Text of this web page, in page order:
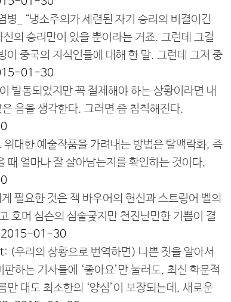
병_ “냉소주의가 세련된 자기 승리의 비결이긴
의 승리만이 있을 뿐이라는 거죠. 그런데 그걸
이 중국의 지식인들에 대해 한 말. 그런데 그저 중
01-30
발동되었지만 꼭 절제해야 하는 상황이라면 내
음을 생각한다. 그러면 좀 침칙해진다.
위대한 예술작품을 가려내는 방법은 탈맥락화, 즉
때 얼마나 잘 살아남는지를 확인하는 것이다.
필요한 것은 잭 바우어의 헌신과 스트링어 벨의
호머 심슨의 심술궂지만 천진난만한 기쁨이 결
2015-01-30
: (우리의 상황으로 번역하면) 나쁜 짓을 알아서
판하는 기사들에 ‘좋아요’만 눌러도, 최신 학문적
만 대도 최소한의 ‘양심’이 보장되는데, 새로운